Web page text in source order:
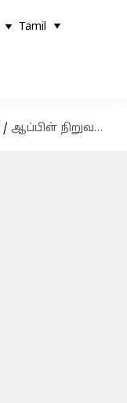
Tamil
/ ஆப்பிள் நிறுவனம் பிப்ரவரி 19 ஆம் தேதி ஐபோன் SE 4-ஐ அறிமுகப்படுத்தவுள்ளது